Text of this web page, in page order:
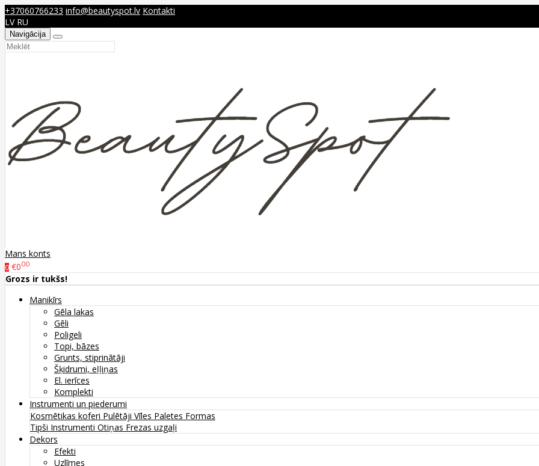
+37060766233 info@beautyspot.lv Kontakti
LV RU
Navigācija
Mans konts
0 €000
Grozs ir tukšs!
Manikīrs
Gēla lakas
Gēli
Poligeli
Topi, bāzes
Grunts, stiprinātāji
Šķidrumi, eļļiņas
El. ierīces
Komplekti
Instrumenti un piederumi
Kosmētikas koferi Pulētāji Vīles Paletes Formas
Tipši Instrumenti Otiņas Frezas uzgaļi
Dekors
Efekti
Uzlīmes